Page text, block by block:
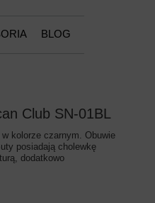
BLOG
Club SN-01BL
kolorze czarnym. Obuwie
posiadają cholewkę
dodatkowo